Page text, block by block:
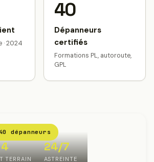
· 2024
40
Dépanneurs
certifiés
Formations PL, autoroute,
GPL
dépanneurs
TERRAIN
24/7
ASTREINTE